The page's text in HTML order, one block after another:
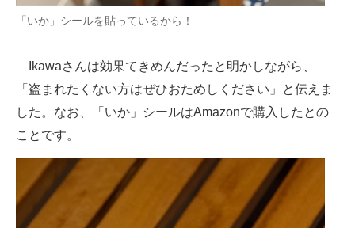
「いか」シールを貼っているから！
Ikawaさんは効果てきめんだったと明かしながら、
「盗まれたくない方はぜひおためしください」と伝えま
した。なお、「いか」シールはAmazonで購入したとの
ことです。